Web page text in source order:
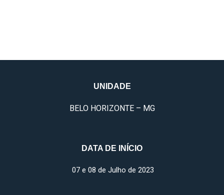
UNIDADE
BELO HORIZONTE – MG
DATA DE INÍCIO
07 e 08 de Julho de 2023